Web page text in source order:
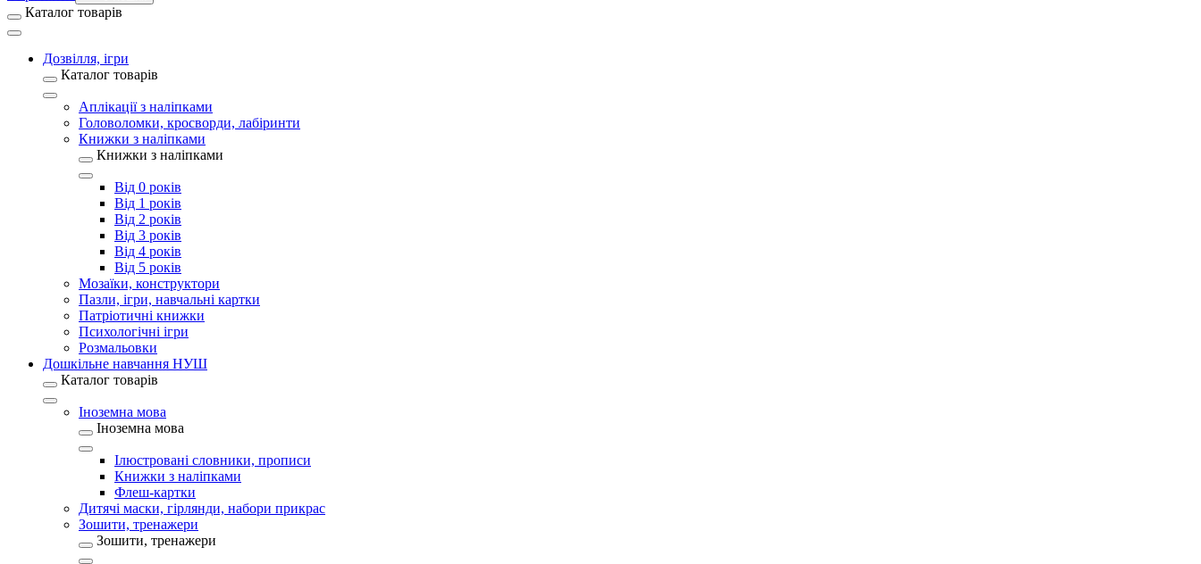
Каталог товарів
Дозвілля, ігри
Каталог товарів
Аплікації з наліпками
Головоломки, кросворди, лабіринти
Книжки з наліпками
Книжки з наліпками
Від 0 років
Від 1 років
Від 2 років
Від 3 років
Від 4 років
Від 5 років
Мозаїки, конструктори
Пазли, ігри, навчальні картки
Патріотичні книжки
Психологічні ігри
Розмальовки
Дошкільне навчання НУШ
Каталог товарів
Іноземна мова
Іноземна мова
Ілюстровані словники, прописи
Книжки з наліпками
Флеш-картки
Дитячі маски, гірлянди, набори прикрас
Зошити, тренажери
Зошити, тренажери